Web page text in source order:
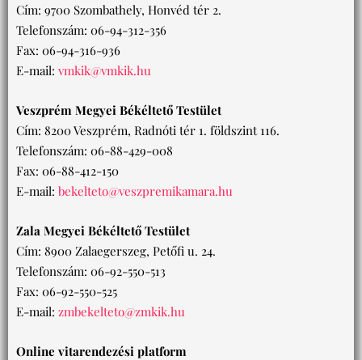
Cím: 9700 Szombathely, Honvéd tér 2.
Telefonszám: 06-94-312-356
Fax: 06-94-316-936
E-mail: vmkik@vmkik.hu
Veszprém Megyei Békéltető Testület
Cím: 8200 Veszprém, Radnóti tér 1. földszint 116.
Telefonszám: 06-88-429-008
Fax: 06-88-412-150
E-mail: bekelteto@veszpremikamara.hu
Zala Megyei Békéltető Testület
Cím: 8900 Zalaegerszeg, Petőfi u. 24.
Telefonszám: 06-92-550-513
Fax: 06-92-550-525
E-mail: zmbekelteto@zmkik.hu
Online vitarendezési platform